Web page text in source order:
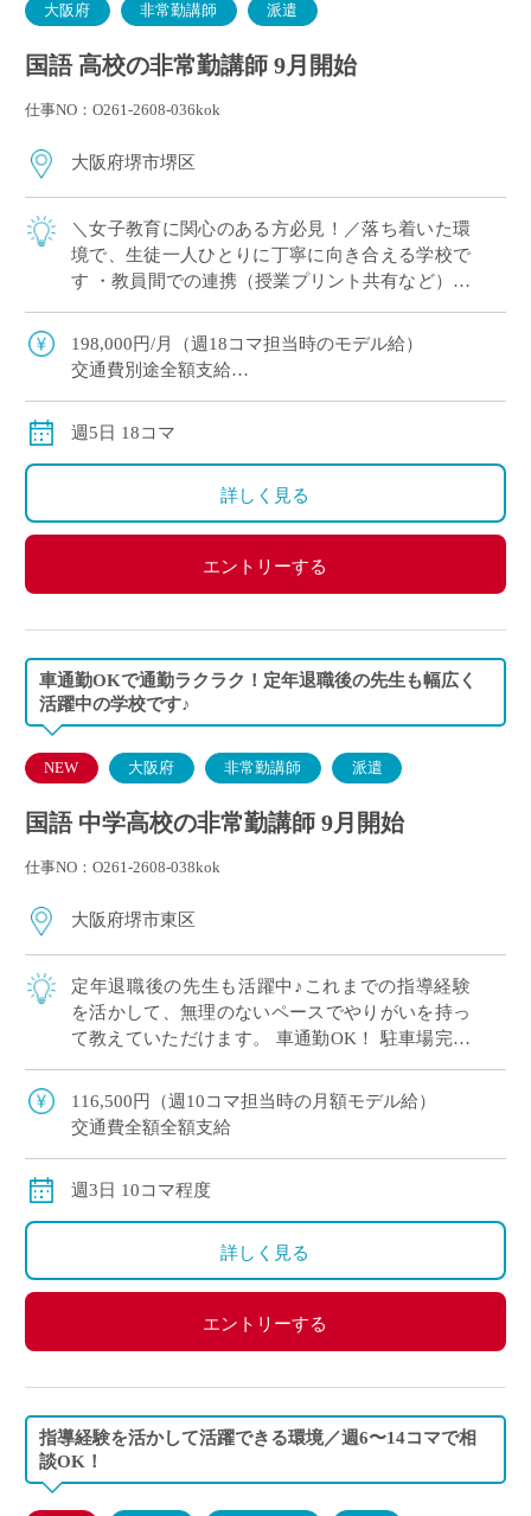
大阪府 非常勤講師 派遣
国語 高校の非常勤講師 9月開始
仕事NO：O261-2608-036kok
大阪府堺市堺区
＼女子教育に関心のある方必見！／落ち着いた環
境で、生徒一人ひとりに丁寧に向き合える学校で
す ・教員間での連携（授業プリント共有など）も
タイルでご勤務いただけます ・美容・ファ […]
198,000円/月（週18コマ担当時のモデル給）
交通費別途全額支給
週5日 18コマ
詳しく見る
エントリーする
車通勤OKで通勤ラクラク！定年退職後の先生も幅広く
活躍中の学校です♪
NEW 大阪府 非常勤講師 派遣
国語 中学高校の非常勤講師 9月開始
仕事NO：O261-2608-038kok
大阪府堺市東区
定年退職後の先生も活躍中♪これまでの指導経験
を活かして、無理のないペースでやりがいを持っ
て教えていただけます。 車通勤OK！ 駐車場完備
コース制！ 立命館コースやグローバル特 […]
116,500円（週10コマ担当時の月額モデル給）
交通費全額全額支給
週3日 10コマ程度
詳しく見る
エントリーする
指導経験を活かして活躍できる環境／週6〜14コマで相
談OK！